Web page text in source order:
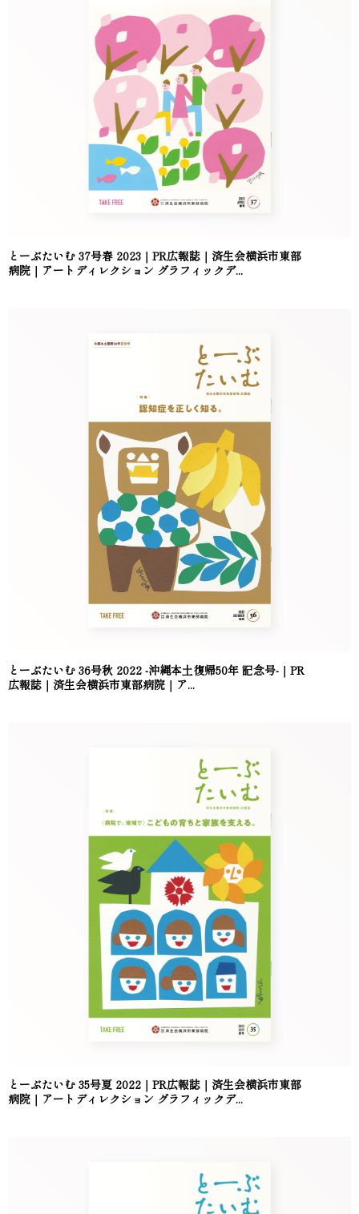
とーぶたいむ 37号春 2023｜PR広報誌｜済生会横浜市東部
病院｜アートディレクション グラフィックデ...
とーぶたいむ 36号秋 2022 -沖縄本土復帰50年 記念号-｜PR
広報誌｜済生会横浜市東部病院｜ア...
とーぶたいむ 35号夏 2022｜PR広報誌｜済生会横浜市東部
病院｜アートディレクション グラフィックデ...